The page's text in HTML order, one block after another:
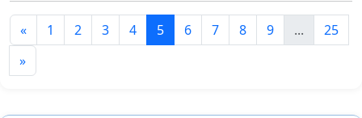
« 1 2 3 4 5 6 7 8 9 ...
25
»